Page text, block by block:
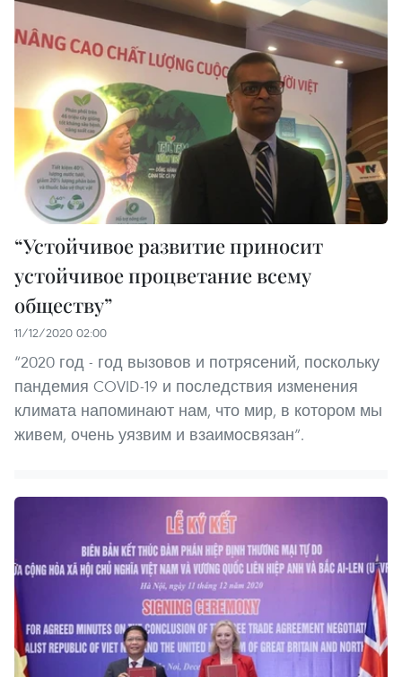
“Устойчивое развитие приносит
устойчивое процветание всему
обществу”
11/12/2020 02:00
“2020 год - год вызовов и потрясений, поскольку
пандемия COVID-19 и последствия изменения
климата напоминают нам, что мир, в котором мы
живем, очень уязвим и взаимосвязан”.